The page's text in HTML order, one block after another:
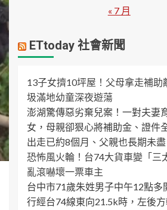
« 7 月
ETtoday 社會新聞
13子女擠10坪屋！父母拿走補
圾滿地幼童深夜遊蕩
澎湖驚傳惡劣棄兒案！一對夫妻
女，母親卻狠心將補助金、證件
出走已約8個月、父親也長期未
恐怖風火輪！台74大貨車變「
亂滾嚇壞一票車主
台中市71歲朱姓男子中午12點多
行經台74線東向21.5k時，左後